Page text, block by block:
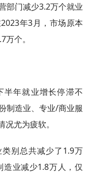
部门减少3.2万个就业
年3月，市场原本
个。
半年就业增长停滞不
制造业、专业/商业服
尤为疲软。
别总共减少了1.9万
业减少1.8万人，仅